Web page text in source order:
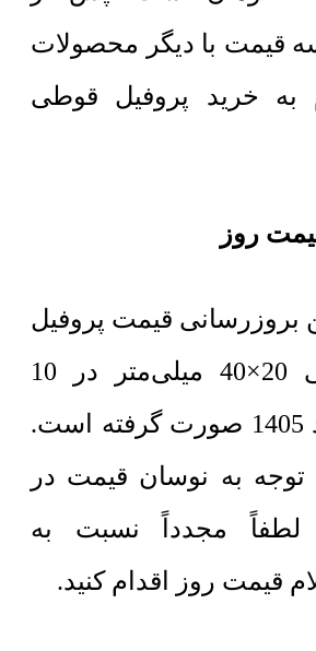
قیمت با دیگر محصولات
به خرید پروفیل قوطی
روز
بروزرسانی قیمت پروفیل
قوطی 20×40 میلی‌متر در 10
مرداد 1405 صورت گرفته است.
توجه به نوسان قیمت در
لطفاً مجدداً نسبت به
قیمت روز اقدام کنید.